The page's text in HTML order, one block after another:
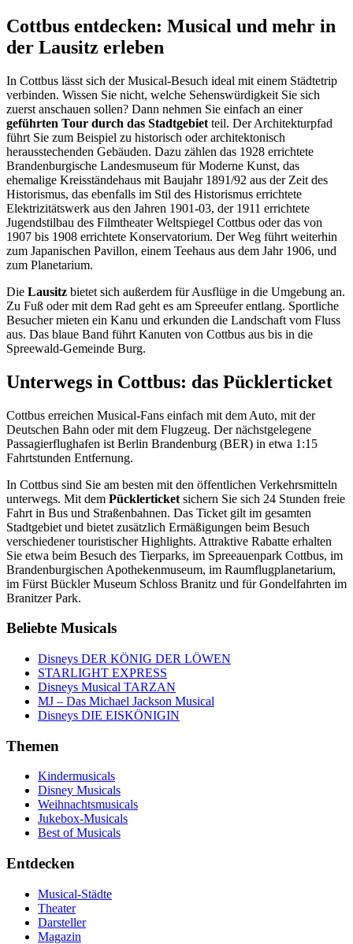
Cottbus entdecken: Musical und mehr in
der Lausitz erleben
In Cottbus lässt sich der Musical-Besuch ideal mit einem Städtetrip
verbinden. Wissen Sie nicht, welche Sehenswürdigkeit Sie sich
zuerst anschauen sollen? Dann nehmen Sie einfach an einer
geführten Tour durch das Stadtgebiet teil. Der Architekturpfad
führt Sie zum Beispiel zu historisch oder architektonisch
herausstechenden Gebäuden. Dazu zählen das 1928 errichtete
Brandenburgische Landesmuseum für Moderne Kunst, das
ehemalige Kreisständehaus mit Baujahr 1891/92 aus der Zeit des
Historismus, das ebenfalls im Stil des Historismus errichtete
Elektrizitätswerk aus den Jahren 1901-03, der 1911 errichtete
Jugendstilbau des Filmtheater Weltspiegel Cottbus oder das von
1907 bis 1908 errichtete Konservatorium. Der Weg führt weiterhin
zum Japanischen Pavillon, einem Teehaus aus dem Jahr 1906, und
zum Planetarium.
Die Lausitz bietet sich außerdem für Ausflüge in die Umgebung an.
Zu Fuß oder mit dem Rad geht es am Spreeufer entlang. Sportliche
Besucher mieten ein Kanu und erkunden die Landschaft vom Fluss
aus. Das blaue Band führt Kanuten von Cottbus aus bis in die
Spreewald-Gemeinde Burg.
Unterwegs in Cottbus: das Pücklerticket
Cottbus erreichen Musical-Fans einfach mit dem Auto, mit der
Deutschen Bahn oder mit dem Flugzeug. Der nächstgelegene
Passagierflughafen ist Berlin Brandenburg (BER) in etwa 1:15
Fahrtstunden Entfernung.
In Cottbus sind Sie am besten mit den öffentlichen Verkehrsmitteln
unterwegs. Mit dem Pücklerticket sichern Sie sich 24 Stunden freie
Fahrt in Bus und Straßenbahnen. Das Ticket gilt im gesamten
Stadtgebiet und bietet zusätzlich Ermäßigungen beim Besuch
verschiedener touristischer Highlights. Attraktive Rabatte erhalten
Sie etwa beim Besuch des Tierparks, im Spreeauenpark Cottbus, im
Brandenburgischen Apothekenmuseum, im Raumflugplanetarium,
im Fürst Bückler Museum Schloss Branitz und für Gondelfahrten im
Branitzer Park.
Beliebte Musicals
Disneys DER KÖNIG DER LÖWEN
STARLIGHT EXPRESS
Disneys Musical TARZAN
MJ – Das Michael Jackson Musical
Disneys DIE EISKÖNIGIN
Themen
Kindermusicals
Disney Musicals
Weihnachtsmusicals
Jukebox-Musicals
Best of Musicals
Entdecken
Musical-Städte
Theater
Darsteller
Magazin